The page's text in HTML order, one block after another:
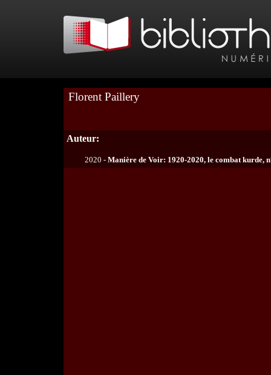
Florent Paillery
Auteur:
2020 - Manière de Voir: 1920-2020, le combat kurde,